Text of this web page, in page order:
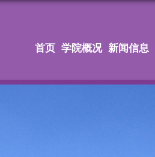
首页 学院概况 新闻信息